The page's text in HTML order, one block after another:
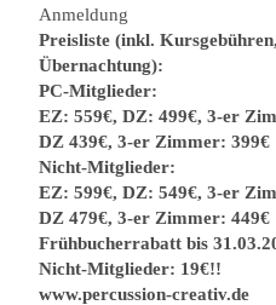
Anmeldung
Preisliste (inkl.
Übernachtung):
PC-Mitglieder:
EZ: 559€, DZ: 499€, 3-er
DZ 439€, 3-er Zimmer: 399€
Nicht-Mitglieder:
EZ: 599€, DZ: 549€, 3-er
DZ 479€, 3-er Zimmer: 449€
Frühbucherrabatt bis
Nicht-Mitglieder: 19€!!
www.percussion-creativ.de